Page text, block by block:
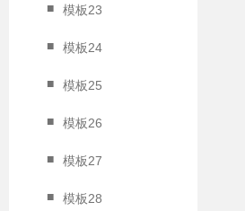
■ 模板23
■ 模板24
■ 模板25
■ 模板26
■ 模板27
■ 模板28